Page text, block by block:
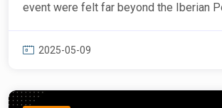
event were felt far beyond the Iberian
2025-05-09